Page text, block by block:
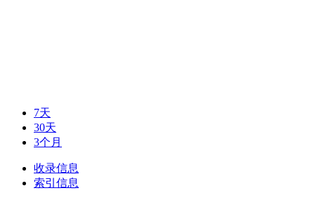
7天
30天
3个月
收录信息
索引信息